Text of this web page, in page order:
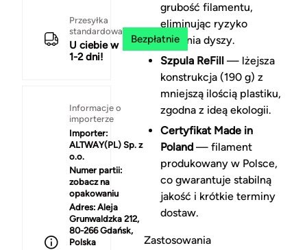
Przesyłka
standardowa
U ciebie w
1-2 dni!
Bezpłatnie
Informacje o
importerze
Importer:
ALTWAY(PL) Sp. z
o.o.
Numer partii:
zobacz na
opakowaniu
Adres: Aleja
Grunwaldzka 212,
80-266 Gdańsk,
Polska
grubość filamentu,
eliminując ryzyko
zatkania dyszy.
Szpula ReFill— lżejsza
konstrukcja (190 g) z
mniejszą ilością plastiku,
zgodna z ideą ekologii.
Certyfikat Made in
Poland— filament
produkowany w Polsce,
co gwarantuje stabilną
jakość i krótkie terminy
dostaw.
Zastosowania